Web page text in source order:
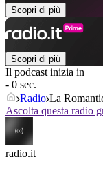
Scopri di più
Scopri di più
Il podcast inizia in
- 0 sec.
Radio La
Ascolta questa radio
radio.it